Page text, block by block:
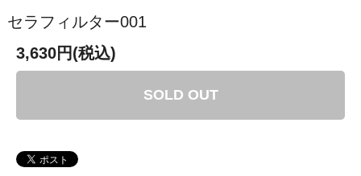
セラフィルター001
3,630円(税込)
SOLD OUT